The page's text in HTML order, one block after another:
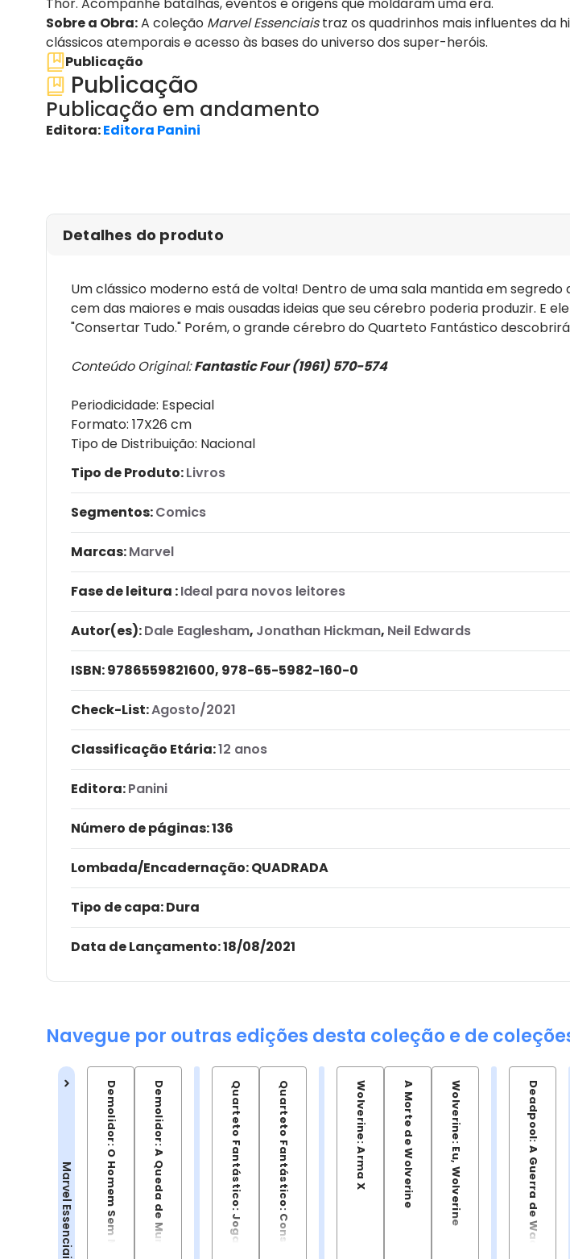
Sobre a Obra:A coleção Marvel Essenciaistraz os quadrinhos mais influentes da
clássicos atemporais e acesso às bases do universo dos super-heróis.
Publicação
Publicação
Publicação em andamento
Editora:Editora Panini
Detalhes do produto
Um clássico moderno está de volta! Dentro de uma sala mantida em
cem das maiores e mais ousadas ideias que seu cérebro poderia produzir. E
"Consertar Tudo." Porém, o grande cérebro do Quarteto Fantástico
Conteúdo Original:Fantastic Four (1961) 570-574
Periodicidade: Especial
Formato: 17X26 cm
Tipo de Distribuição: Nacional
Tipo de Produto:Livros
Segmentos:Comics
Marcas:Marvel
Fase de leitura :Ideal para novos leitores
Autor(es):Dale Eaglesham, Jonathan Hickman, Neil Edwards
ISBN:9786559821600, 978-65-5982-160-0
Check-List:Agosto/2021
Classificação Etária:12 anos
Editora:Panini
Número de páginas: 136
Lombada/Encadernação: QUADRADA
Tipo de capa:Dura
Data de Lançamento:18/08/2021
Navegue por outras edições desta coleção e de
Marvel Essenciais Demolidor: O Homem Sem MedoDemolidor: A Queda de Murdock Quarteto Fantástico: Jogados aos LobosQuarteto Fantástico: Consertar Tudo Wolverine: Arma X A Morte de Wolverine Wolverine: Eu, Wolverine Deadpool: A Guerra de Wade Wilson